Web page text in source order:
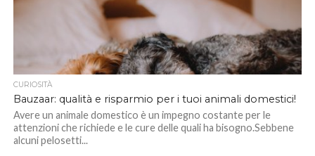
CURIOSITÀ
Bauzaar: qualità e risparmio per i tuoi animali domestici!
Avere un animale domestico è un impegno costante per le
attenzioni che richiede e le cure delle quali ha bisogno.Sebbene
alcuni pelosetti...